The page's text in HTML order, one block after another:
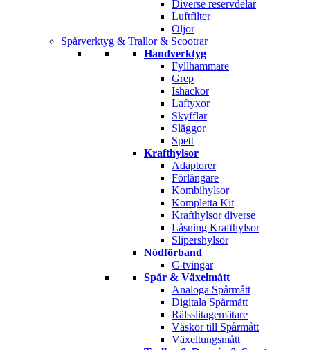
Diverse reservdelar
Luftfilter
Oljor
Spårverktyg & Trallor & Scootrar
Handverktyg
Fyllhammare
Grep
Ishackor
Laftyxor
Skyfflar
Släggor
Spett
Krafthylsor
Adaptorer
Förlängare
Kombihylsor
Kompletta Kit
Krafthylsor diverse
Låsning Krafthylsor
Slipershylsor
Nödförband
C-tvingar
Spår & Växelmått
Analoga Spårmått
Digitala Spårmått
Rälsslitagemätare
Väskor till Spårmått
Växeltungsmått